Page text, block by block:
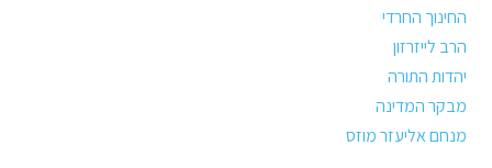
החינוך החרדי
הרב לייזרזון
יהדות התורה
מבקר המדינה
מנחם אליעזר מוזס